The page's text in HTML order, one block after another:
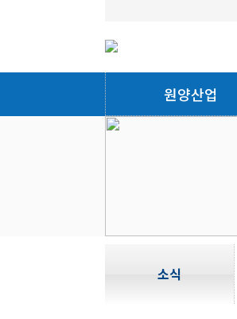
원양산업
소식